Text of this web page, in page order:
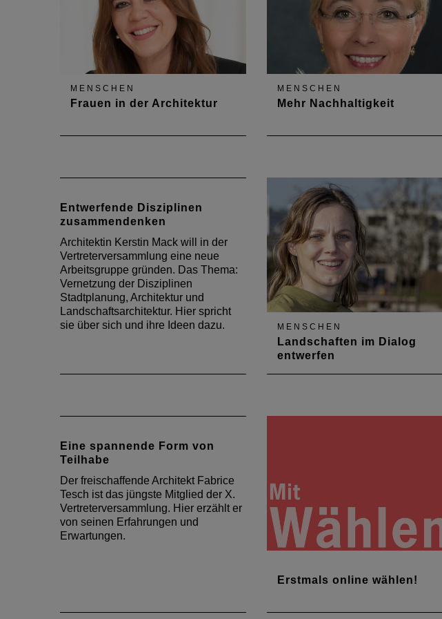
MENSCHEN
Frauen in der Architektur
DAB-Gespräch wirbt sie für mehr
Selbstbewusstsein, Mut und
Miteinander.
MENSCHEN
Mehr Nachhaltigkeit
Thema Kreislaufwirtschaft stärker
in den Fokus rücken. Hierzu hat
sie eine Arbeitsgruppe angeregt.
Im DAB spricht sie über ihre Ziele
sowie aktuelle Trends beim…
Entwerfende Disziplinen
zusammendenken
Architektin Kerstin Mack will in der
Vertreterversammlung eine neue
Arbeitsgruppe gründen. Das Thema:
Vernetzung der Disziplinen
Stadtplanung, Architektur und
Landschaftsarchitektur. Hier spricht
sie über sich und ihre Ideen dazu.
MENSCHEN
Landschaften im Dialog
entwerfen
Nachhaltigkeit.
Eine spannende Form von
Teilhabe
Der freischaffende Architekt Fabrice
Tesch ist das jüngste Mitglied der X.
Vertreterversammlung. Hier erzählt er
von seinen Erfahrungen und
Erwartungen.
Erstmals online wählen!